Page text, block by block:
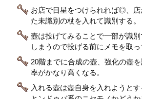
お店で目星をつけられれば◎、
た未識別の杖を入れて識別する。
壺は投げてみることで一部が識
しまうので投げる前にメモを取っ
20階までに合成の壺、強化の壺
率がかなり高くなる。
入れる壺は壺自身を入れようと